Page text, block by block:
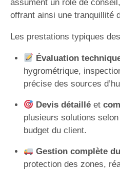
assument un rôle de
offrant ainsi une tranquillité
Les prestations typiques
Évaluation
hygrométrique,
précise des sources
Devis détailléet
plusieurs solutions
budget du client.
Gestion complète
protection des zones,